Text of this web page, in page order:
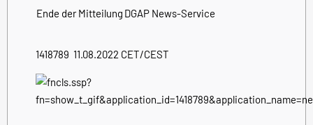
Ende der Mitteilung DGAP News-Service
1418789 11.08.2022 CET/CEST